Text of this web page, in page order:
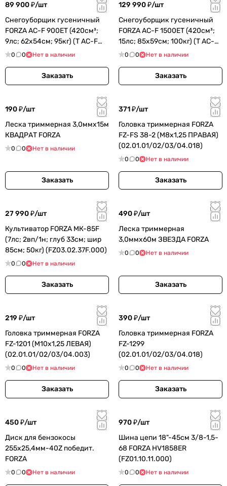
89 900 ₽/шт
Снегоуборщик гусеничный
FORZA AC-F 900ET (420см³;
9лс; 62х54см; 95кг) (T AC-F
900ET)
0 0 Нет в наличии
Заказать
129 990 ₽/шт
Снегоуборщик гусеничный
FORZA AC-F 1500ET (420см³;
15лс; 85х59см; 100кг) (T AC-F
1500ET)
0 0 Нет в наличии
Заказать
190 ₽/шт
Леска триммерная 3,0ммх15м
КВАДРАТ FORZA
0 0 Нет в наличии
Заказать
371 ₽/шт
Головка триммерная FORZA
FZ-FS 38-2 (M8х1,25 ПРАВАЯ)
(02.01.01/02/03/04.018)
0 0 Нет в наличии
Заказать
27 990 ₽/шт
Культиватор FORZA МК-85F
(7лс; 2вп/1н; глуб 33см; шир
85см; 50кг) (FZ03.02.37F.000)
0 0 Нет в наличии
Заказать
490 ₽/шт
Леска триммерная
3,0ммх60м ЗВЕЗДА FORZA
0 0 Нет в наличии
Заказать
219 ₽/шт
Головка триммерная FORZA
FZ-1201 (M10х1,25 ЛЕВАЯ)
(02.01.01/02/03/04.003)
0 0 Нет в наличии
Заказать
390 ₽/шт
Головка триммерная FORZA
FZ-1299
(02.01.01/02/03/04.018)
0 0 Нет в наличии
Заказать
450 ₽/шт
Диск для бензокосы
255x25,4мм-40Z победит.
FORZA
0 0 Нет в наличии
970 ₽/шт
Шина цепи 18"-45см 3/8-1,5-
68 FORZA HV1858ER
(FZ01.10.11.000)
0 0 Нет в наличии